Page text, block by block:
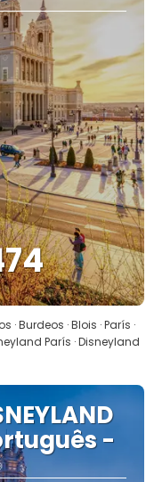
Burdeos · Blois · París ·
París · Disneyland
-